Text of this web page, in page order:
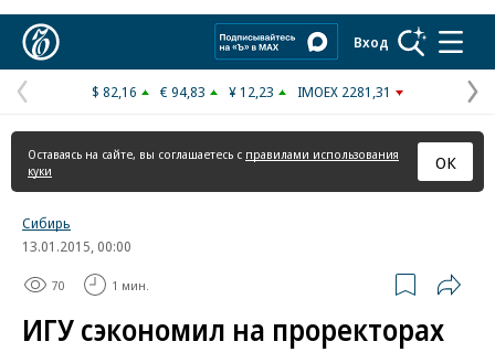
Вход
Предыдущая
страница
$ 82,16 € 94,83 ¥ 12,23 IMOEX 2281,31
Оставаясь на сайте, вы соглашаетесь с правилами использования
куки
ОК
Сибирь
13.01.2015, 00:00
70 1 мин.
ИГУ сэкономил на проректорах